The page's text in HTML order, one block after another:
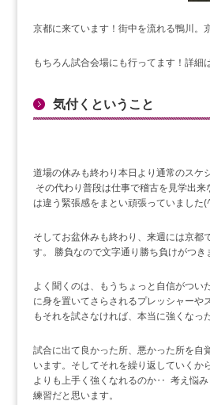
京都に来ています！街中を流れる鴨川。
もちろん試合会場にも行ってます！詳細
気付くということ
道場の休みも終わり本日より通常のス
その代わり普段は仕事で稽古を見学出
は違う緊張感をまとい頑張っていました
そしてお盆休みも終わり、来週には京
す。 勝負なので文字通り勝ち負けがつ
よく聞くのは、もうちょっと自信がつ
に身を置いてさらされるプレッシャー
もそれを試さなければ、本当に強くな
試合に出て良かった所、悪かった所を自
います。そしてそれを繰り返していく
よりも上手く強くなれるのか‥ 考え悩
練習だと思います。